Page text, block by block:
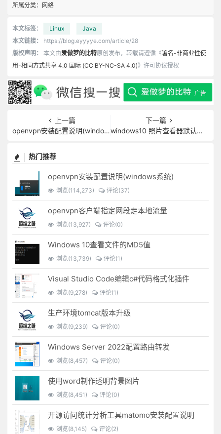
所属分类： 网络
本文标签： Linux
Java
本文链接：
https://blog.eyyyye.com/article/28
版权声明：
本文由爱做梦的比特原创发布，转载请遵循《署名-非商业性使
用-相同方式共享 4.0 国际 (CC BY-NC-SA 4.0)》许可协议授权
上一篇
openvpn安装配置说明(windows系统)
下一篇
windows10 照片查看器默认值设置
热门推荐
openvpn安装配置说明(windows系统)
浏览(114,273) 评论(37)
openvpn客户端指定网段走本地流量
浏览(13,927) 评论(0)
Windows 10查看文件的MD5值
浏览(13,739) 评论(1)
Visual Studio Code编辑c#代码格式化插件
浏览(9,278) 评论(1)
生产环境tomcat版本升级
浏览(9,239) 评论(0)
Windows Server 2022配置路由转发
浏览(8,457) 评论(0)
使用word制作透明背景图片
浏览(8,451) 评论(0)
开源访问统计分析工具matomo安装配置说明
浏览(8,145) 评论(2)